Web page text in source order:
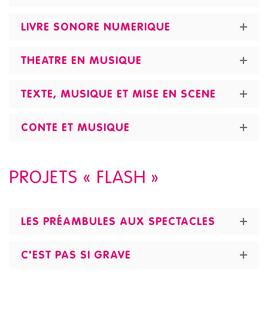
LIVRE SONORE NUMERIQUE
THEATRE EN MUSIQUE
TEXTE, MUSIQUE ET MISE EN SCENE
CONTE ET MUSIQUE
PROJETS « FLASH »
LES PRÉAMBULES AUX SPECTACLES
C'EST PAS SI GRAVE